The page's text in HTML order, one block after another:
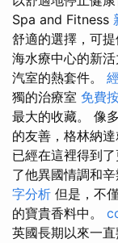
Spa and Fitness
舒適的選擇，可
海水療中心的新
汽室的熱套件。
獨的治療室 免費
最大的收藏。 像
的友善，格林納達
已經在這裡得到
了他異國情調和辛
字分析 但是，不
的寶貴香料中。
英國長期以來一